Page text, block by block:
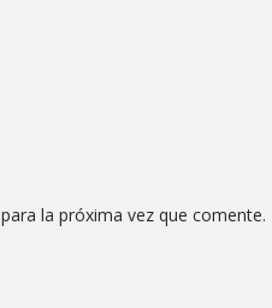
la próxima vez que comente.